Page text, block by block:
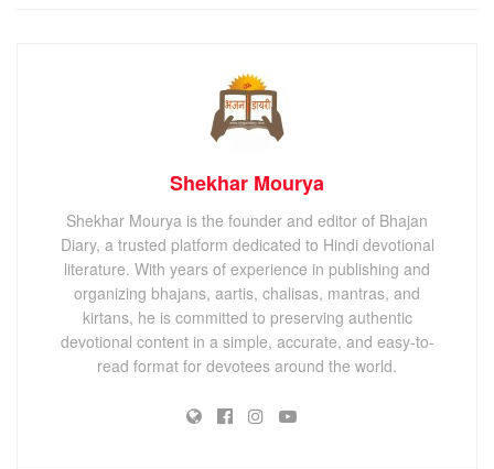
Shekhar Mourya
Shekhar Mourya is the founder and editor of Bhajan
Diary, a trusted platform dedicated to Hindi devotional
literature. With years of experience in publishing and
organizing bhajans, aartis, chalisas, mantras, and
kirtans, he is committed to preserving authentic
devotional content in a simple, accurate, and easy-to-
read format for devotees around the world.